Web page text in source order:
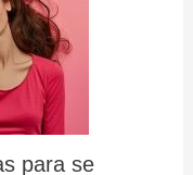
para se